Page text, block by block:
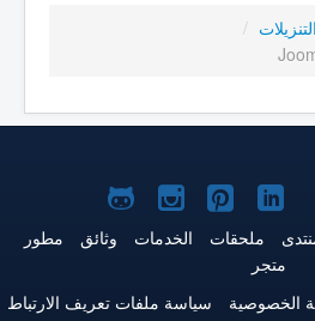
التنزيلات /
Joomla!
Joomla!
يوتيوب
Joomla!
على
LinkedIn
Joomla!
علىعلى علىGitHub
ملحقات الخدمات وثائق
مطور
متجر
الخصوصية
سياسة ملفات تعريف الارتباط